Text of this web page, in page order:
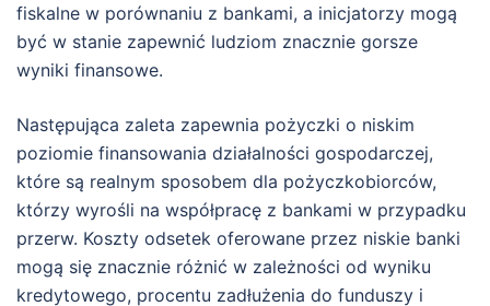
fiskalne w porównaniu z bankami, a inicjatorzy mogą
być w stanie zapewnić ludziom znacznie gorsze
wyniki finansowe.
Następująca zaleta zapewnia pożyczki o niskim
poziomie finansowania działalności gospodarczej,
które są realnym sposobem dla pożyczkobiorców,
którzy wyrośli na współpracę z bankami w przypadku
przerw. Koszty odsetek oferowane przez niskie banki
mogą się znacznie różnić w zależności od wyniku
kredytowego, procentu zadłużenia do funduszy i